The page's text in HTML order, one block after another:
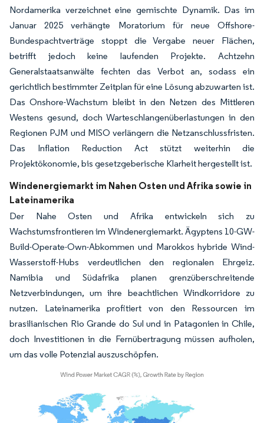
Nordamerika verzeichnet eine gemischte Dynamik. Das im
Januar 2025 verhängte Moratorium für neue Offshore-
Bundespachtverträge stoppt die Vergabe neuer Flächen,
betrifft jedoch keine laufenden Projekte. Achtzehn
Generalstaatsanwälte fechten das Verbot an, sodass ein
gerichtlich bestimmter Zeitplan für eine Lösung abzuwarten ist.
Das Onshore-Wachstum bleibt in den Netzen des Mittleren
Westens gesund, doch Warteschlangenüberlastungen in den
Regionen PJM und MISO verlängern die Netzanschlussfristen.
Das Inflation Reduction Act stützt weiterhin die
Projektökonomie, bis gesetzgeberische Klarheit hergestellt ist.
Windenergiemarkt im Nahen Osten und Afrika sowie in
Lateinamerika
Der Nahe Osten und Afrika entwickeln sich zu
Wachstumsfrontieren im Windenergiemarkt. Ägyptens 10-GW-
Build-Operate-Own-Abkommen und Marokkos hybride Wind-
Wasserstoff-Hubs verdeutlichen den regionalen Ehrgeiz.
Namibia und Südafrika planen grenzüberschreitende
Netzverbindungen, um ihre beachtlichen Windkorridore zu
nutzen. Lateinamerika profitiert von den Ressourcen im
brasilianischen Rio Grande do Sul und in Patagonien in Chile,
doch Investitionen in die Fernübertragung müssen aufholen,
um das volle Potenzial auszuschöpfen.